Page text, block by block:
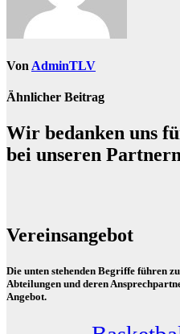
Von AdminTLV
Ähnlicher Beitrag
Wir bedanken uns
bei unseren Partnern
Vereinsangebot
Die unten stehenden Begriffe führen
Abteilungen und deren
Angebot.